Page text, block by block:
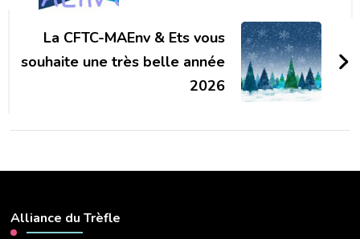
La CFTC-MAEnv & Ets vous
souhaite une très belle année
2026
Alliance du Trèfle